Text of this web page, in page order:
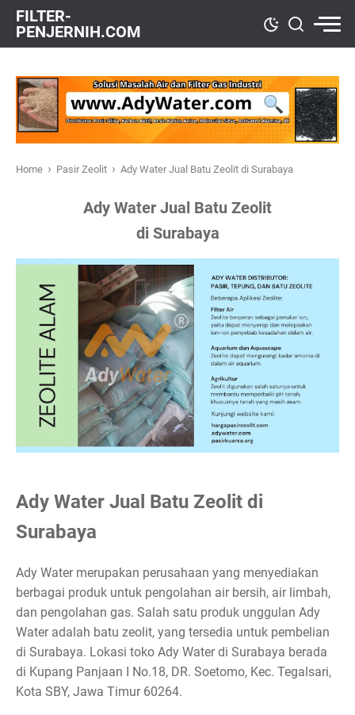
FILTER-
PENJERNIH.COM
Home › Pasir Zeolit › Ady Water Jual Batu Zeolit di Surabaya
Ady Water Jual Batu Zeolit
di Surabaya
Ady Water Jual Batu Zeolit di
Surabaya
Ady Water merupakan perusahaan yang menyediakan
berbagai produk untuk pengolahan air bersih, air limbah,
dan pengolahan gas. Salah satu produk unggulan Ady
Water adalah batu zeolit, yang tersedia untuk pembelian
di Surabaya. Lokasi toko Ady Water di Surabaya berada
di Kupang Panjaan I No.18, DR. Soetomo, Kec. Tegalsari,
Kota SBY, Jawa Timur 60264.